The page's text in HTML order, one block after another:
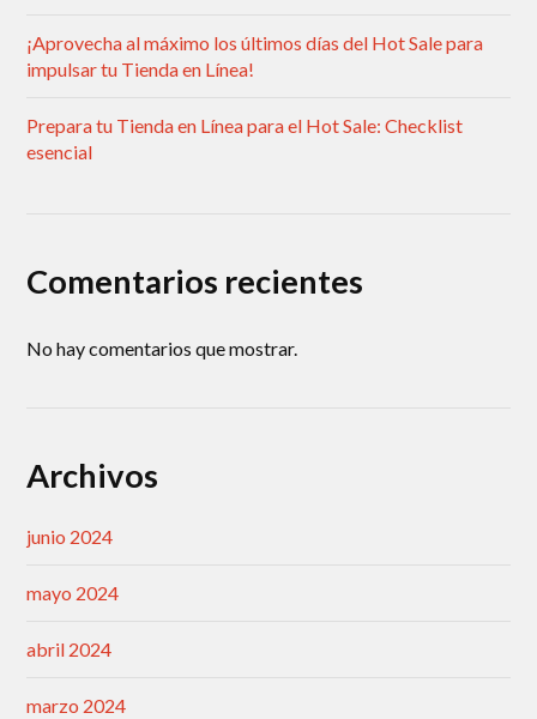
¡Aprovecha al máximo los últimos días del Hot Sale para
impulsar tu Tienda en Línea!
Prepara tu Tienda en Línea para el Hot Sale: Checklist
esencial
Comentarios recientes
No hay comentarios que mostrar.
Archivos
junio 2024
mayo 2024
abril 2024
marzo 2024